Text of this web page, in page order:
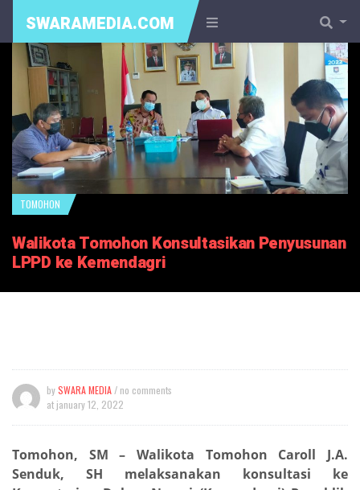
SWARAMEDIA.COM
TOMOHON
Walikota Tomohon Konsultasikan Penyusunan
LPPD ke Kemendagri
bySWARA MEDIA / no comments
at january 12, 2022
Tomohon, SM – Walikota Tomohon Caroll J.A.
Senduk, SH melaksanakan konsultasi ke